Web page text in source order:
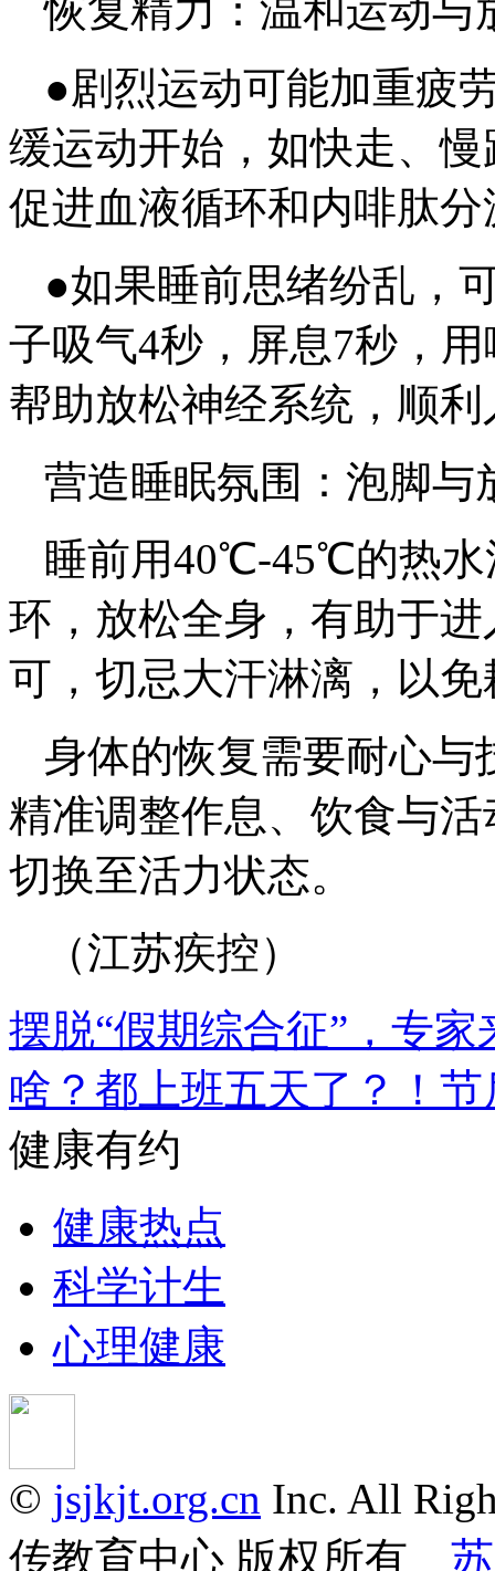
恢复精力：温和运动与
●剧烈运动可能加重疲
缓运动开始，如快走、
促进血液循环和内啡肽
●如果睡前思绪纷乱，
子吸气4秒，屏息7秒，
帮助放松神经系统，顺利
营造睡眠氛围：泡脚与
睡前用40℃-45℃的热水
环，放松全身，有助于
可，切忌大汗淋漓，以
身体的恢复需要耐心与
精准调整作息、饮食与
切换至活力状态。
（江苏疾控）
摆脱“假期综合征”，专家
啥？都上班五天了？！
健康有约
健康热点
科学计生
心理健康
© jsjkjt.org.cn Inc. All
传教育中心 版权所有